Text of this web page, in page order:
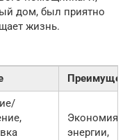
дом, был приятно
жизнь.
Экономия
энергии,